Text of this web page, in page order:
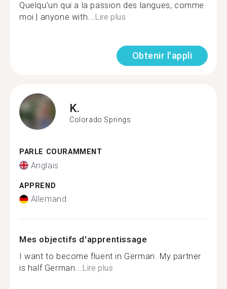
Quelqu’un qui a la passion des langues, comme
moi | anyone with...Lire plus
Obtenir l'appli
K.
Colorado Springs
PARLE COURAMMENT
Anglais
APPREND
Allemand
Mes objectifs d'apprentissage
I want to become fluent in German. My partner
is half German...Lire plus